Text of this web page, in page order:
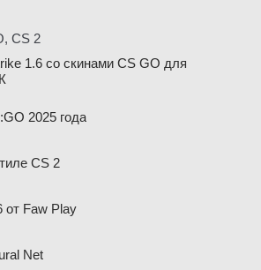
CS 2
1.6 со скинами CS GO для
2025 года
CS 2
от Faw Play
Net